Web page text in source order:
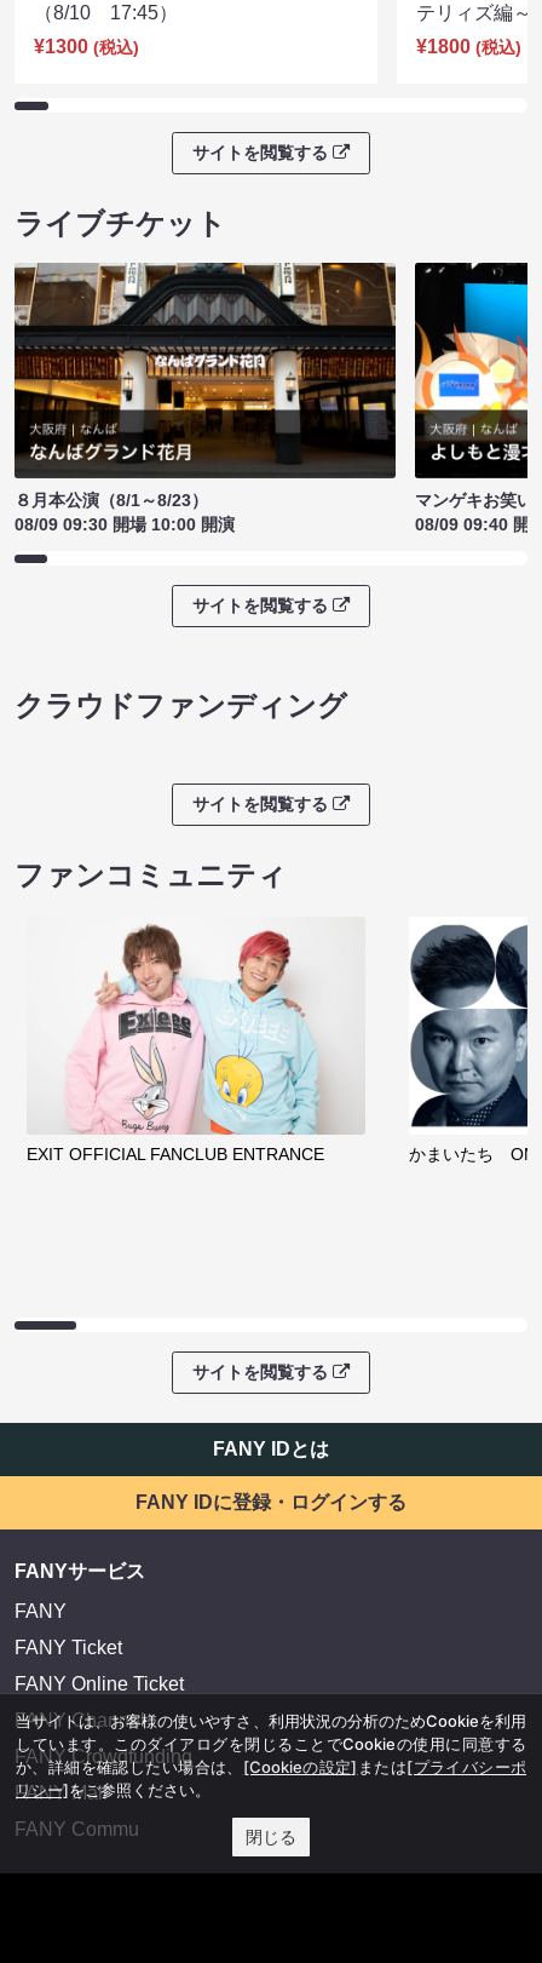
（8/10 17:45）
¥1300 (税込)
テリィズ編
¥1800 (税込)
サイトを閲覧する
ライブチケット
８月本公演（8/1～8/23）
08/09 09:30 開場 10:00 開演
マンゲキお笑い
08/09 09:40 開
サイトを閲覧する
クラウドファンディング
サイトを閲覧する
ファンコミュニティ
EXIT OFFICIAL FANCLUB ENTRANCE かまいたち
サイトを閲覧する
FANY IDとは
FANY IDに登録・ログインする
FANYサービス
FANY
FANY Ticket
FANY Online Ticket
FANY Channel
FANY Crowdfunding
FANY Mall
FANY Commu
当サイトは、お客様の使いやすさ、利用状況の分析のためCookieを利用
しています。このダイアログを閉じることでCookieの使用に同意する
か、詳細を確認したい場合は、 [Cookieの設定] または[プライバシーポ
リシー]をご参照ください。
閉じる